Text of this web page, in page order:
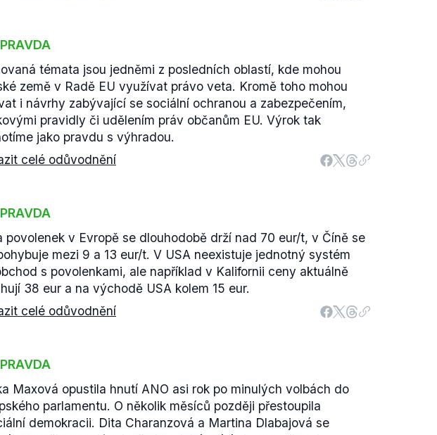
PRAVDA
témata jsou jedněmi z posledních oblastí, kde mohou
země v Radě EU využívat právo veta. Kromě toho mohou
i návrhy zabývající se sociální ochranou a zabezpečením,
pravidly či udělením práv občanům EU. Výrok tak
jako pravdu s výhradou.
celé odůvodnění
PRAVDA
povolenek v Evropě se dlouhodobě drží nad 70 eur/t, v Číně se
mezi 9 a 13 eur/t. V USA neexistuje jednotný systém
s povolenkami, ale například v Kalifornii ceny aktuálně
38 eur a na východě USA kolem 15 eur.
celé odůvodnění
PRAVDA
Maxová opustila hnutí ANO asi rok po minulých volbách do
parlamentu. O několik měsíců později přestoupila
demokracii. Dita Charanzová a Martina Dlabajová se